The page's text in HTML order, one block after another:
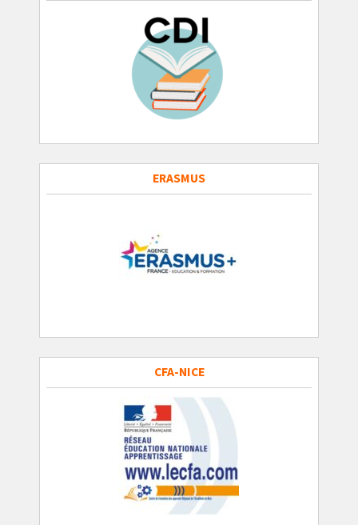
ERASMUS
CFA-NICE